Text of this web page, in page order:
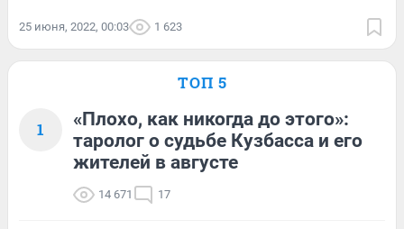
25 июня, 2022, 00:03 1 623
ТОП 5
1
«Плохо, как никогда до этого»:
таролог о судьбе Кузбасса и его
жителей в августе
14 671 17